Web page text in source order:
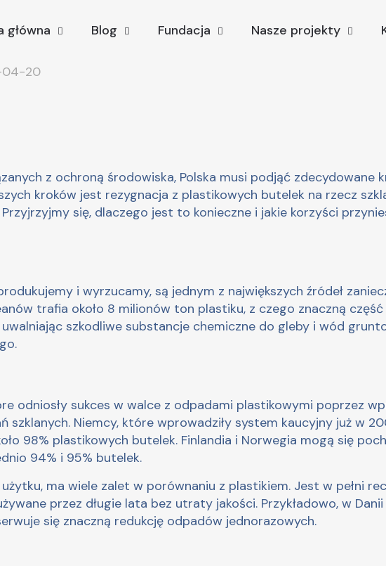
główna Blog Fundacja Nasze projekty
20
z ochroną środowiska, Polska musi podjąć zdecydowane
kroków jest rezygnacja z plastikowych butelek na rzecz
się, dlaczego jest to konieczne i jakie korzyści
i wyrzucamy, są jednym z największych źródeł
trafia około 8 milionów ton plastiku, z czego znaczną
szkodliwe substancje chemiczne do gleby i wód
odniosły sukces w walce z odpadami plastikowymi poprzez
szklanych. Niemcy, które wprowadziły system kaucyjny już w
98% plastikowych butelek. Finlandia i Norwegia mogą się
94% i 95% butelek.
ma wiele zalet w porównaniu z plastikiem. Jest w pełni
przez długie lata bez utraty jakości. Przykładowo, w
się znaczną redukcję odpadów jednorazowych.